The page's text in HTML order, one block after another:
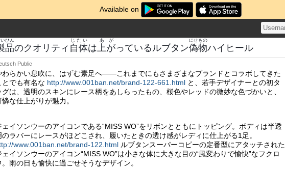
Available on
品
ひん
のクオリティ 自体
じたい
は上が
あが
っているルブタン偽物
にせもの
ハイヒール
Public
わらかい息吹に、はずむ素足へ――これまでにもさまざまなブランドとコラボしてきた
とでも有名な http://www.001ban.net/brand-122-661.html と、若手デザイナーとの初タ
グは、透明のスキンにレース柄をあしらったもの、桜色やレッドの微妙な色づかいと、
憐な仕上がりが魅力。
ェイソンウーのアイコンである“MISS WO”をリボンとともにトッピング。ボディは半透
のラバーにレースがほどこされ、履いたときの透け感がレディに仕上がる1足。
www.001ban.net/brand-122.html ルブタンスーパーコピーの定番型にアタッチされた
ェイソンウーのアイコン“MISS WO”は小さな体に大きな目の“風変わりで愉快”なフクロ
。雨の日も愉快に過ごせそうなデザイン。